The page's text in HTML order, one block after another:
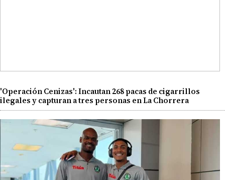
'Operación Cenizas': Incautan 268 pacas de cigarrillos
ilegales y capturan a tres personas en La Chorrera